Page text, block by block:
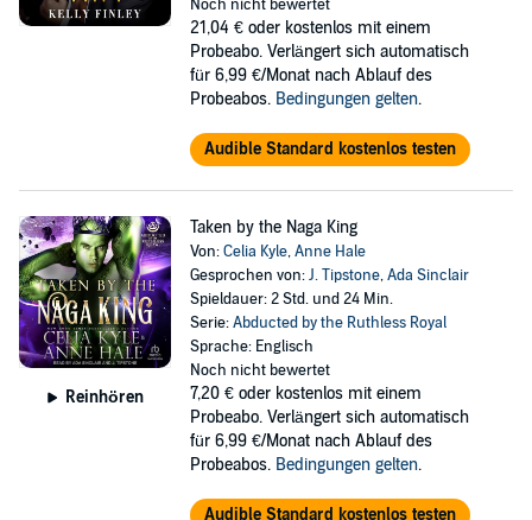
Noch nicht bewertet
21,04 € oder kostenlos mit einem
Probeabo. Verlängert sich automatisch
für 6,99 €/Monat nach Ablauf des
Probeabos. Bedingungen gelten.
Audible Standard kostenlos testen
Reinhören
Taken by the Naga King
Von:Celia Kyle,Anne Hale
Gesprochen von:J. Tipstone,Ada Sinclair
Spieldauer: 2 Std. und 24 Min.
Serie:Abducted by the Ruthless Royal
Sprache: Englisch
Noch nicht bewertet
7,20 € oder kostenlos mit einem
Probeabo. Verlängert sich automatisch
für 6,99 €/Monat nach Ablauf des
Probeabos. Bedingungen gelten.
Audible Standard kostenlos testen